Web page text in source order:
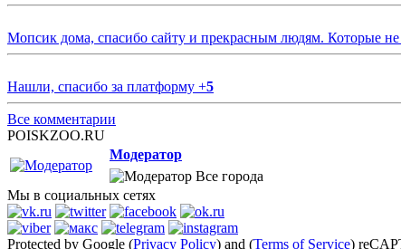
Мопсик дома, спасибо сайту и прекрасным людям. Которые
Нашли, спасибо за платформу +5
Все комментарии
POISKZOO.RU
Модератор
Все города
Мы в социальных сетях
Protected by Google (Privacy Policy) and (Terms of Service)